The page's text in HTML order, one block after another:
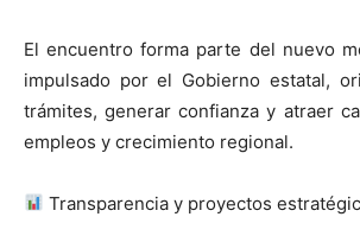
El encuentro forma parte del nuevo
impulsado por el Gobierno estatal,
trámites, generar confianza y atraer
empleos y crecimiento regional.
Transparencia y proyectos